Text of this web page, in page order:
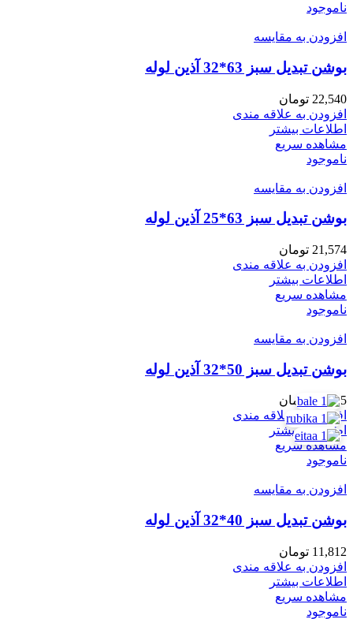
ناموجود
افزودن به مقایسه
بوشن تبدیل سبز 63*32 آذین لوله
22,540 تومان
افزودن به علاقه مندی
اطلاعات بیشتر
مشاهده سریع
ناموجود
افزودن به مقایسه
بوشن تبدیل سبز 63*25 آذین لوله
21,574 تومان
افزودن به علاقه مندی
اطلاعات بیشتر
مشاهده سریع
ناموجود
افزودن به مقایسه
بوشن تبدیل سبز 50*32 آذین لوله
14,395 تومان
افزودن به علاقه مندی
اطلاعات بیشتر
مشاهده سریع
ناموجود
افزودن به مقایسه
بوشن تبدیل سبز 40*32 آذین لوله
11,812 تومان
افزودن به علاقه مندی
اطلاعات بیشتر
مشاهده سریع
ناموجود